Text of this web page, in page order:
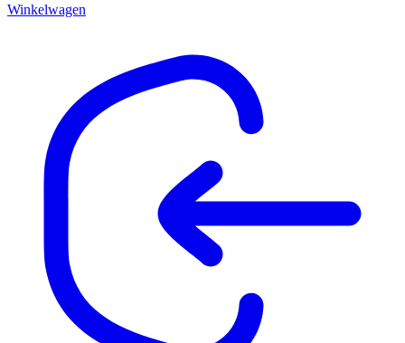
Winkelwagen